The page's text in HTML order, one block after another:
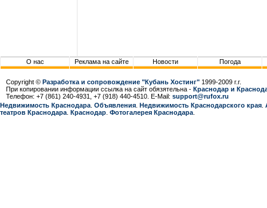
О нас Реклама на сайте Новости Погода
Copyright © Разработка и сопровождение "Кубань Хостинг" 1999-2009 г.г.
При копировании информации ссылка на сайт обязятельна - Краснодар и
Телефон: +7 (861) 240-4931, +7 (918) 440-4510. E-Mail: support@rufox.ru
Недвижимость Краснодара Объявления Недвижимость Краснодарcкого края
театров Краснодара Краснодар Фотогалерея Краснодара